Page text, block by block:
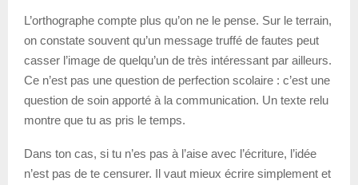
L’orthographe compte plus qu’on ne le pense. Sur le terrain,
on constate souvent qu’un message truffé de fautes peut
casser l’image de quelqu’un de très intéressant par ailleurs.
Ce n’est pas une question de perfection scolaire : c’est une
question de soin apporté à la communication. Un texte relu
montre que tu as pris le temps.
Dans ton cas, si tu n’es pas à l’aise avec l’écriture, l’idée
n’est pas de te censurer. Il vaut mieux écrire simplement et